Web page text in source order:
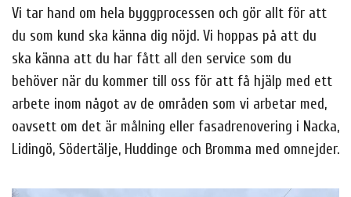
Vi tar hand om hela byggprocessen och gör allt för att
du som kund ska känna dig nöjd. Vi hoppas på att du
ska känna att du har fått all den service som du
behöver när du kommer till oss för att få hjälp med ett
arbete inom något av de områden som vi arbetar med,
oavsett om det är målning eller fasadrenovering i Nacka,
Lidingö, Södertälje, Huddinge och Bromma med omnejder.